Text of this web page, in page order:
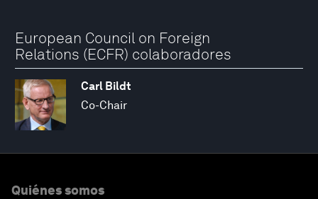
European Council on Foreign
Relations (ECFR) colaboradores
Carl Bildt
Co-Chair
Quiénes somos